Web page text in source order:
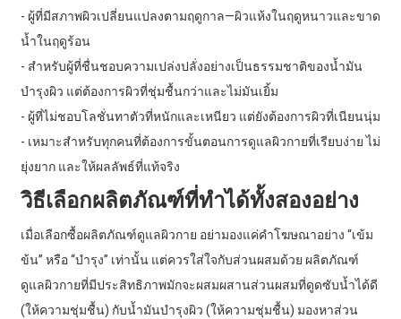
- ผู้ที่มีสภาพผิวเปลี่ยนแปลงตามฤดูกาล—ผิวแห้งในฤดูหนาวและขาด
น้ำในฤดูร้อน
- สำหรับผู้ที่ชื่นชอบความเปล่งปลั่งอย่างเป็นธรรมชาติของน้ำมัน
บำรุงผิว แต่ต้องการผิวที่ชุ่มชื้นกว่าและไม่มันเยิ้ม
- ผู้ที่ไม่ชอบโลชั่นทาตัวที่หนักและเหนียว แต่ยังต้องการผิวที่เนียนนุ่ม
- เหมาะสำหรับทุกคนที่ต้องการขั้นตอนการดูแลผิวกายที่เรียบง่าย ไม่
ยุ่งยาก และให้ผลลัพธ์ที่แท้จริง
วิธีเลือกผลิตภัณฑ์ที่ทำได้ทั้งสองอย่าง
เมื่อเลือกซื้อผลิตภัณฑ์ดูแลผิวกาย อย่ามองแค่คำโฆษณาอย่าง “เข้ม
ข้น” หรือ “บำรุง” เท่านั้น แต่ควรใส่ใจกับส่วนผสมด้วย ผลิตภัณฑ์
ดูแลผิวกายที่มีประสิทธิภาพมักจะผสมผสานส่วนผสมที่ดูดซับน้ำได้ดี
(ให้ความชุ่มชื้น) กับน้ำมันบำรุงผิว (ให้ความชุ่มชื้น) มองหาส่วน